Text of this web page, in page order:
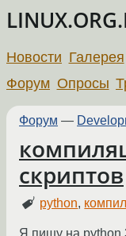
Новости Галерея
Форум Опросы
Форум —
скриптов
python,